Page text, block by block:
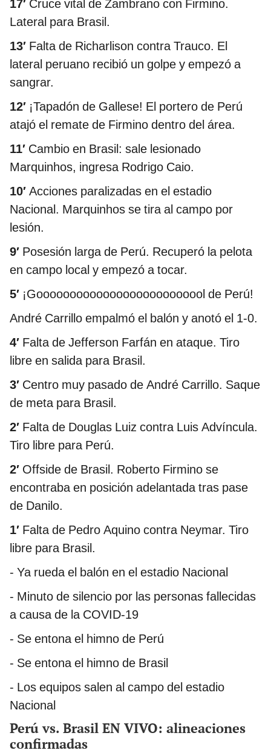
17′ Cruce vital de Zambrano con Firmino.
Lateral para Brasil.
13′ Falta de Richarlison contra Trauco. El
lateral peruano recibió un golpe y empezó a
sangrar.
12′ ¡Tapadón de Gallese! El portero de Perú
atajó el remate de Firmino dentro del área.
11′ Cambio en Brasil: sale lesionado
Marquinhos, ingresa Rodrigo Caio.
10′ Acciones paralizadas en el estadio
Nacional. Marquinhos se tira al campo por
lesión.
9′ Posesión larga de Perú. Recuperó la pelota
en campo local y empezó a tocar.
5′ ¡Goooooooooooooooooooooooool de Perú!
André Carrillo empalmó el balón y anotó el 1-0.
4′ Falta de Jefferson Farfán en ataque. Tiro
libre en salida para Brasil.
3′ Centro muy pasado de André Carrillo. Saque
de meta para Brasil.
2′ Falta de Douglas Luiz contra Luis Advíncula.
Tiro libre para Perú.
2′ Offside de Brasil. Roberto Firmino se
encontraba en posición adelantada tras pase
de Danilo.
1′ Falta de Pedro Aquino contra Neymar. Tiro
libre para Brasil.
- Ya rueda el balón en el estadio Nacional
- Minuto de silencio por las personas fallecidas
a causa de la COVID-19
- Se entona el himno de Perú
- Se entona el himno de Brasil
- Los equipos salen al campo del estadio
Nacional
Perú vs. Brasil EN VIVO: alineaciones
confirmadas